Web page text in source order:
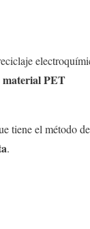
material PET
tiene el método
.